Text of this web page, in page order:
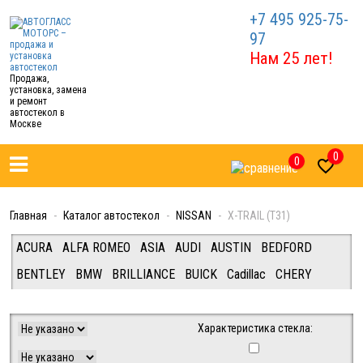
Продажа,
установка, замена
и ремонт
автостекол в
Москве
+7 495 925-75-
97
Нам 25 лет!
0 0
Главная Каталог автостекол NISSAN X-TRAIL (T31)
ACURA ALFA ROMEO ASIA AUDI AUSTIN
BEDFORD
BENTLEY
BMW BRILLIANCE BUICK Cadillac
CHERY
DAF/IVECO/FIAT/FORD (Van/Tracks)
DAIHATSU
DODGE
FERRARI
FIAT GEELY
Характеристика стекла: